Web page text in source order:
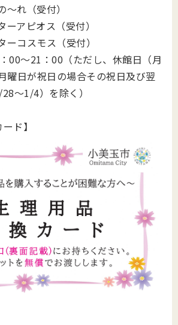
れ（受付）
アピオス（受付）
コスモス（受付）
：00～21 ：00 （ただし、休館日（月
曜日が祝日の場合その祝日及び翌
～1/4）を除く）
ド】